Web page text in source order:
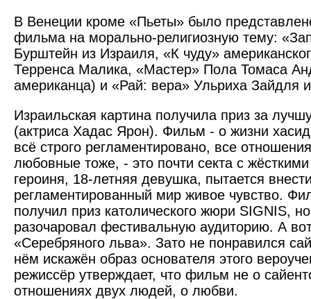
В Венеции кроме «Пьеты» было
фильма на морально-религиозную тему:
Бурштейн из Израиля, «К чуду»
Терренса Малика, «Мастер» Пола Томаса
американца) и «Рай: вера» Ульриха Зайдля
Израильская картина получила приз за
(актриса Хадас Ярон). Фильм - о жизни
всё строго регламентировано, все
любовные тоже, - это почти секта с
героиня, 18-летняя девушка, пытается
регламентированный мир живое чувство.
получил приз католического жюри SIGNIS,
разочаровал фестивальную аудиторию. А
«Серебряного льва». Зато не понравился
нём искажён образ основателя этого
режиссёр утверждает, что фильм не о
отношениях двух людей, о любви.